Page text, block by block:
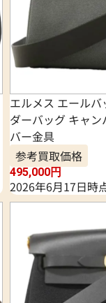
エルメス エール
ダーバッグ キャ
バー金具
参考買取価格
495,000円
2026年6月17日時